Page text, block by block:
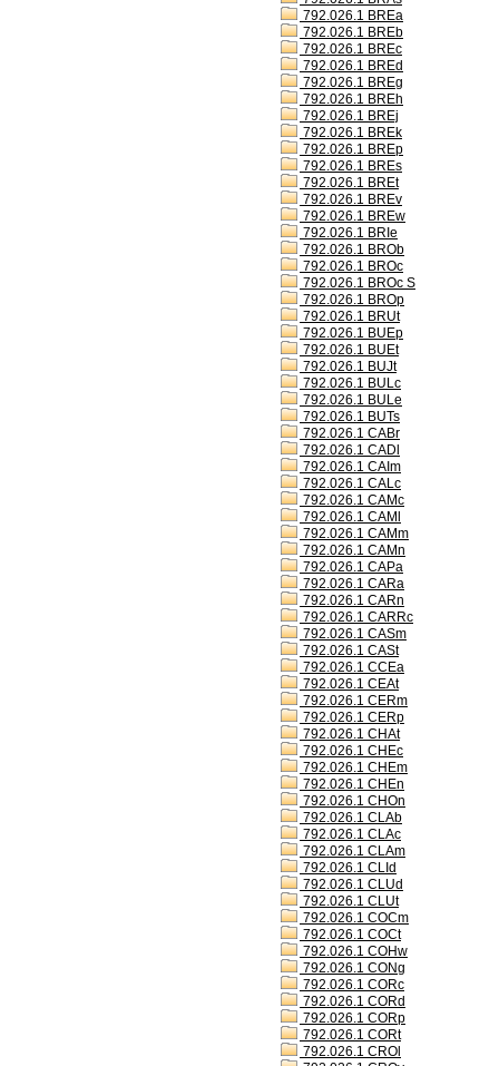
792.026.1 BREa
792.026.1 BREb
792.026.1 BREc
792.026.1 BREd
792.026.1 BREg
792.026.1 BREh
792.026.1 BREj
792.026.1 BREk
792.026.1 BREp
792.026.1 BREs
792.026.1 BREt
792.026.1 BREv
792.026.1 BREw
792.026.1 BRIe
792.026.1 BROb
792.026.1 BROc
792.026.1 BROc S
792.026.1 BROp
792.026.1 BRUt
792.026.1 BUEp
792.026.1 BUEt
792.026.1 BUJt
792.026.1 BULc
792.026.1 BULe
792.026.1 BUTs
792.026.1 CABr
792.026.1 CADl
792.026.1 CAIm
792.026.1 CALc
792.026.1 CAMc
792.026.1 CAMl
792.026.1 CAMm
792.026.1 CAMn
792.026.1 CAPa
792.026.1 CARa
792.026.1 CARn
792.026.1 CARRc
792.026.1 CASm
792.026.1 CASt
792.026.1 CCEa
792.026.1 CEAt
792.026.1 CERm
792.026.1 CERp
792.026.1 CHAt
792.026.1 CHEc
792.026.1 CHEm
792.026.1 CHEn
792.026.1 CHOn
792.026.1 CLAb
792.026.1 CLAc
792.026.1 CLAm
792.026.1 CLId
792.026.1 CLUd
792.026.1 CLUt
792.026.1 COCm
792.026.1 COCt
792.026.1 COHw
792.026.1 CONg
792.026.1 CORc
792.026.1 CORd
792.026.1 CORp
792.026.1 CORt
792.026.1 CROl